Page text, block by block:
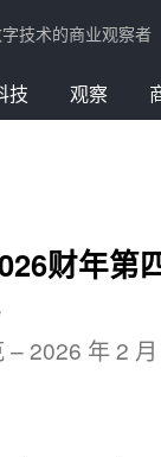
技术的商业观察者
技 观察
财年第
– 2026 年 2